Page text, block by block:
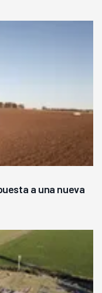
a una nueva